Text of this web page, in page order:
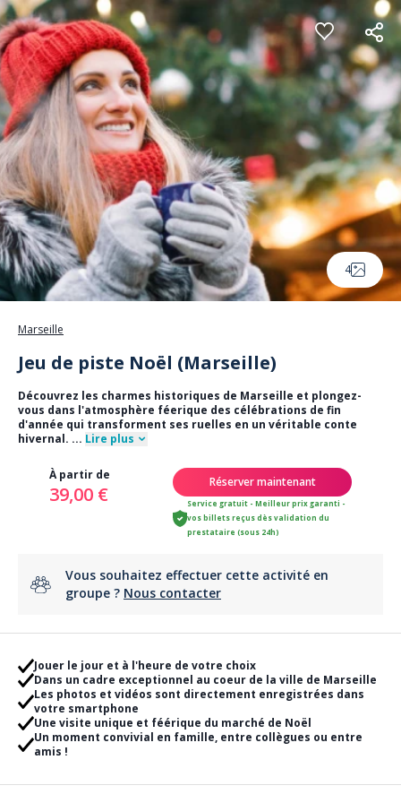
Panneau de gestion des cookies
4
Marseille
Jeu de piste Noël (Marseille)
Découvrez les charmes historiques de Marseille et plongez-
vous dans l'atmosphère féerique des célébrations de fin
d'année qui transforment ses ruelles en un véritable conte
hivernal. ... Lire plus
À partir de
39,00 €
Réserver maintenant
Service gratuit - Meilleur prix garanti -
vos billets reçus dès validation du
prestataire (sous 24h)
Vous souhaitez effectuer cette activité en
groupe ? Nous contacter
Jouer le jour et à l'heure de votre choix
Dans un cadre exceptionnel au coeur de la ville de Marseille
Les photos et vidéos sont directement enregistrées dans
votre smartphone
Une visite unique et féérique du marché de Noël
Un moment convivial en famille, entre collègues ou entre
amis !